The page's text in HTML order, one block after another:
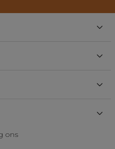
ons